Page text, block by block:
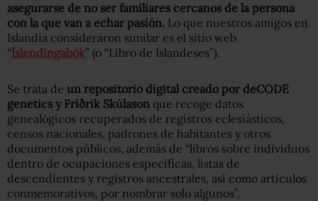
asegurarse de no ser familiares cercanos de la persona
con la que van a echar pasión. Lo que nuestros amigos en
Islandia consideraron similar es el sitio web
“Íslendingabók” (o “Libro de Islandeses”).
Se trata de un repositorio digital creado por deCODE
genetics y Friðrik Skúlason que recoge datos
genealógicos recuperados de registros eclesiásticos,
censos nacionales, padrones de habitantes y otros
documentos públicos, además de “libros sobre individuos
dentro de ocupaciones específicas, listas de
descendientes y registros ancestrales, así como artículos
conmemorativos, por nombrar solo algunos”.